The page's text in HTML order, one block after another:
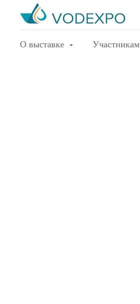
О выставке Участникам